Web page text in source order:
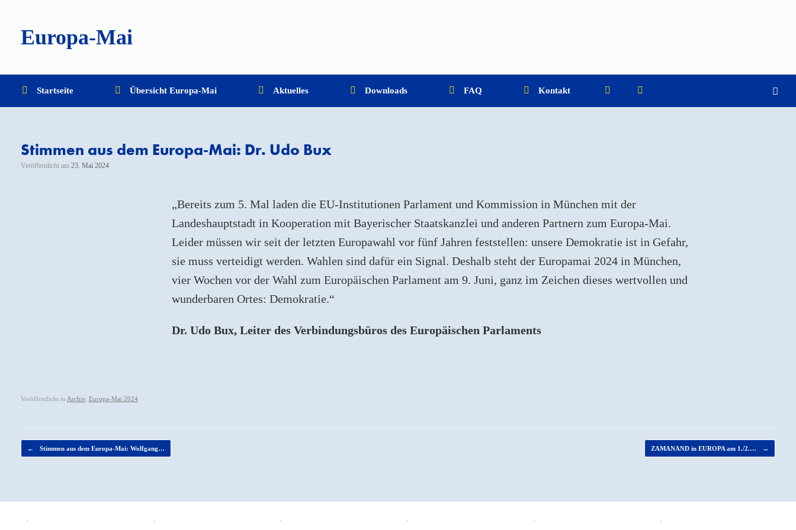
Europa-Mai
Startseite Übersicht Europa-Mai Aktuelles Downloads FAQ Kontakt
Stimmen aus dem Europa-Mai: Dr. Udo Bux
Veröffentlicht am 23. Mai 2024
„Bereits zum 5. Mal laden die EU-Institutionen Parlament und Kommission in München mit der
Landeshauptstadt in Kooperation mit Bayerischer Staatskanzlei und anderen Partnern zum Europa-Mai.
Leider müssen wir seit der letzten Europawahl vor fünf Jahren feststellen: unsere Demokratie ist in Gefahr,
sie muss verteidigt werden. Wahlen sind dafür ein Signal. Deshalb steht der Europamai 2024 in München,
vier Wochen vor der Wahl zum Europäischen Parlament am 9. Juni, ganz im Zeichen dieses wertvollen und
wunderbaren Ortes: Demokratie.“
Dr. Udo Bux, Leiter des Verbindungsbüros des Europäischen Parlaments
Veröffentlicht in Archiv, Europa-Mai 2024
Beitragsnavigation
← Stimmen aus dem Europa-Mai: Wolfgang… ZAMANAND in EUROPA am 1./2.… →